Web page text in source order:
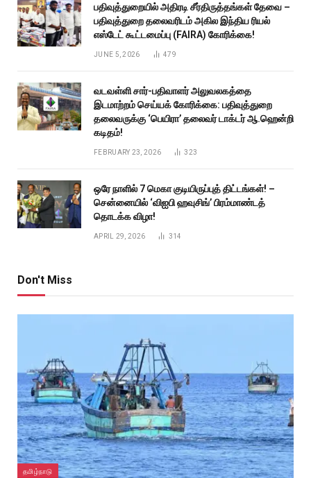
பதிவுத்துறையில் அதிரடி சீர்திருத்தங்கள் தேவை –
பதிவுத்துறை தலைவரிடம் அகில இந்திய ரியல்
எஸ்டேட் கூட்டமைப்பு (FAIRA) கோரிக்கை!
JUNE 5, 2026 479
வடவள்ளி சார்-பதிவாளர் அலுவலகத்தை
இடமாற்றம் செய்யக் கோரிக்கை: பதிவுத்துறை
தலைவருக்கு ‘பெயிரா’ தலைவர் டாக்டர் ஆ.ஹென்றி
கடிதம்!
FEBRUARY 23, 2026 323
ஒரே நாளில் 7 மெகா குடியிருப்புத் திட்டங்கள்! –
சென்னையில் ‘விஐபி ஹவுசிங்’ பிரம்மாண்டத்
தொடக்க விழா!
APRIL 29, 2026 314
Don't Miss
தமிழ்நாடு